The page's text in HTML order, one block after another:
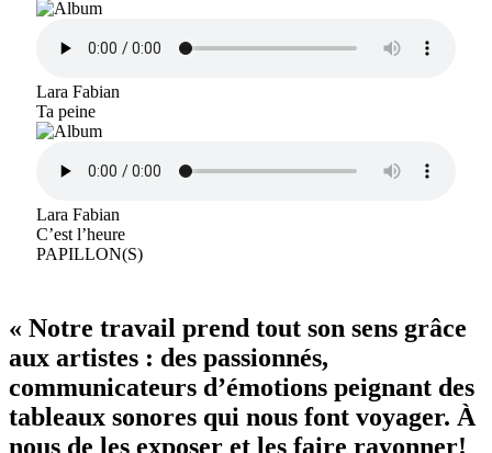
Lara Fabian
Ta peine
Lara Fabian
C’est l’heure
PAPILLON(S)
« Notre travail prend tout son sens grâce
aux artistes : des passionnés,
communicateurs d’émotions peignant des
tableaux sonores qui nous font voyager. À
nous de les exposer et les faire rayonner!